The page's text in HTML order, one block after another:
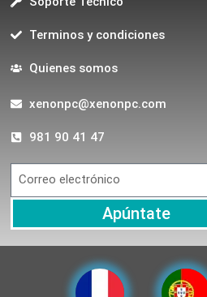
Terminos y condiciones
Quienes somos
xenonpc@xenonpc.com
981 90 41 47
Apúntate